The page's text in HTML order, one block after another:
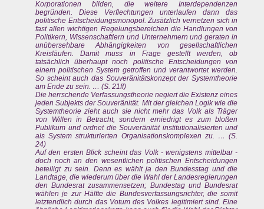
Korporationen bilden, die weitere Interdependenzen
begründen. Diese Verflechtungen unterlaufen dann das
politische Entscheidungsmonopol. Zusätzlich vernetzen sich in
fast allen wichtigen Regelungsbereichen die Handlungen von
Politikern, Wissenschaftlern und Unternehmern und geraten in
unübersehbare Abhängigkeiten von gesellschaftlichen
Kreisläufen. Damit muss in Frage gestellt werden, ob
tatsächlich überhaupt noch politische Entscheidungen von
einem politischen System getroffen und verantwortet werden.
So scheint auch das Souveränitätskonzept der Systemtheorie
am Ende zu sein. … (S. 21ff)
Die herrschende Verfassungstheorie negiert die Existenz eines
jeden Subjekts der Souveränität. Mit der gleichen Logik wie die
Systemtheorie zieht auch sie nicht mehr das Volk als Träger
von Willen in Betracht, sondern erniedrigt es zum bloßen
Publikum und ordnet die Souveränität institutionalisierten und
als System strukturierten Organisationskomplexen zu. … (S.
24)
Auf den ersten Blick scheint das Volk - wenigstens mittelbar -
doch noch an den wesentlichen politischen Entscheidungen
beteiligt zu sein. Denn es wählt ja den Bundesstag und die
Landtage, die wiederum über die Wahl der Landesregierungen
den Bundesrat zusammensetzen; Bundestag und Bundesrat
wählen je zur Hälfte die Bundesverfassungsrichter, die somit
letztendlich durch das Votum des Volkes legitimiert sind. Eine